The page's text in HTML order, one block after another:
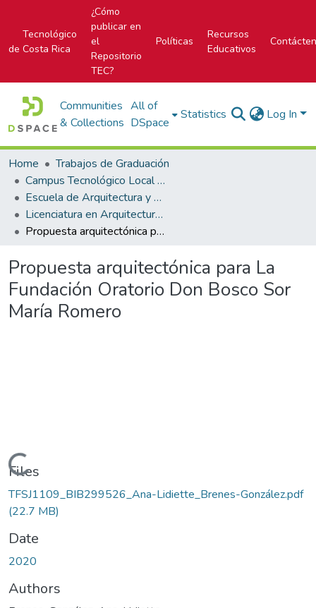
Tecnológico
de Costa Rica
¿Cómo
publicar en
el
Repositorio
TEC?
Políticas
Recursos
Educativos
Communities
& Collections
All of
DSpace
Statistics Log In
Home
Trabajos de Graduación
Campus Tecnológico Local San José
Escuela de Arquitectura y Urbanismo
Licenciatura en Arquitectura y Urbanismo
Propuesta arquitectónica para La Fundación Oratorio Don Bosco Sor María Romero
Propuesta arquitectónica para La
Fundación Oratorio Don Bosco Sor
María Romero
Files
TFSJ1109_BIB299526_Ana-Lidiette_Brenes-González.pdf
(22.7 MB)
Date
2020
Authors